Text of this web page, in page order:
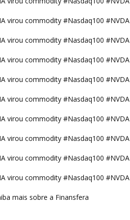
virou commodity #Nasdaq100 #NVDA
virou commodity #Nasdaq100 #NVDA
virou commodity #Nasdaq100 #NVDA
virou commodity #Nasdaq100 #NVDA
virou commodity #Nasdaq100 #NVDA
virou commodity #Nasdaq100 #NVDA
virou commodity #Nasdaq100 #NVDA
virou commodity #Nasdaq100 #NVDA
virou commodity #Nasdaq100 #NVDA
mais sobre a Finansfera